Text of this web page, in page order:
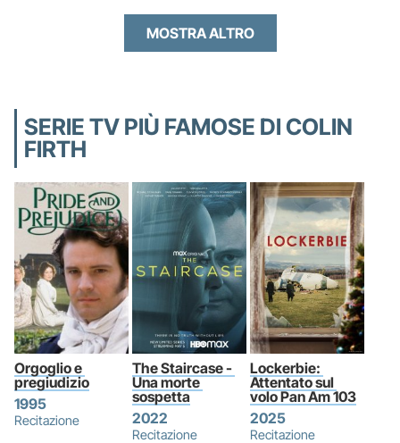
MOSTRA ALTRO
SERIE TV PIÙ FAMOSE DI COLIN
FIRTH
Orgoglio e
pregiudizio
1995
Recitazione
The Staircase -
Una morte
sospetta
2022
Recitazione
Lockerbie:
Attentato sul
volo Pan Am 103
2025
Recitazione